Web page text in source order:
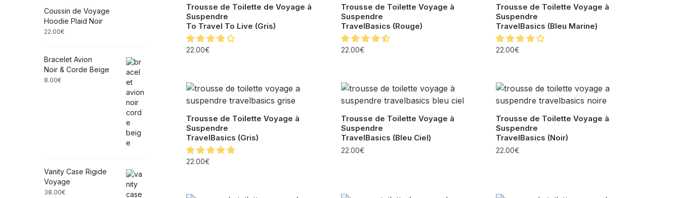
Trousse de Toilette de Voyage à
Suspendre
To Travel To Live (Gris)
22.00€
Trousse de Toilette Voyage à
Suspendre
TravelBasics (Rouge)
22.00€
Trousse de Toilette Voyage à
Suspendre
TravelBasics (Bleu Marine)
22.00€
Trousse de Toilette Voyage à
Suspendre
TravelBasics (Gris)
22.00€
Trousse de Toilette Voyage à
Suspendre
TravelBasics (Bleu Ciel)
22.00€
Trousse de Toilette Voyage à
Suspendre
TravelBasics (Noir)
22.00€
Coussin de Voyage
Hoodie Plaid Noir
22.00€
Bracelet Avion
Noir & Corde Beige
8.00€
Vanity Case Rigide
Voyage
38.00€